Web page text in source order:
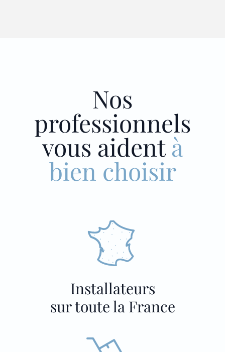
Nos
professionnels
vous aidentà
bien choisir
Installateurs
sur toute la France